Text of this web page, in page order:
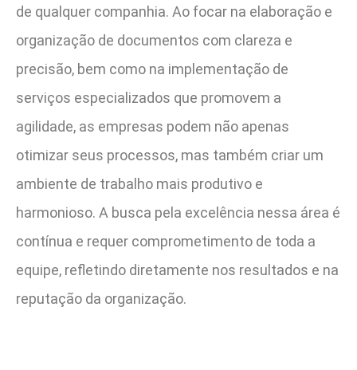
de qualquer companhia. Ao focar na elaboração e
organização de documentos com clareza e
precisão, bem como na implementação de
serviços especializados que promovem a
agilidade, as empresas podem não apenas
otimizar seus processos, mas também criar um
ambiente de trabalho mais produtivo e
harmonioso. A busca pela excelência nessa área é
contínua e requer comprometimento de toda a
equipe, refletindo diretamente nos resultados e na
reputação da organização.